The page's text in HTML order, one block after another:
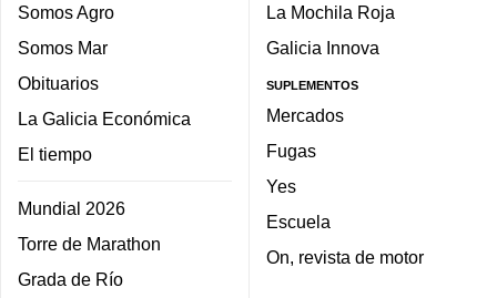
Somos Agro
Somos Mar
Obituarios
La Galicia Económica
El tiempo
Mundial 2026
Torre de Marathon
Grada de Río
La Mochila Roja
Galicia Innova
SUPLEMENTOS
Mercados
Fugas
Yes
Escuela
On, revista de motor